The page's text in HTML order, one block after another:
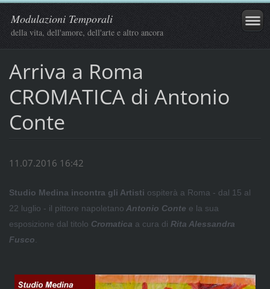
Modulazioni Temporali
della vita, dell'amore, dell'arte e altro ancora
Arriva a Roma
CROMATICA di Antonio
Conte
11.07.2016 16:42
Studio Medina incontra gli Artisti ospiterà a Roma - dal 15 al
22 luglio - il pittore napoletano Antonio Conte e la sua
esposizione dal titolo Cromatica a cura di Rita Alessandra
Fusco